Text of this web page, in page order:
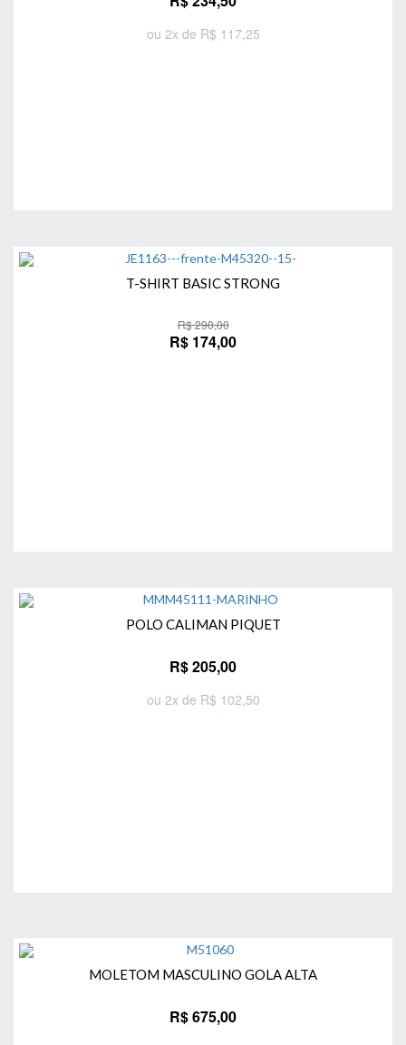
ou 2x de R$ 117,25
T-SHIRT BASIC STRONG
R$ 290,00
R$ 174,00
POLO CALIMAN PIQUET
R$ 205,00
ou 2x de R$ 102,50
MOLETOM MASCULINO GOLA ALTA
R$ 675,00